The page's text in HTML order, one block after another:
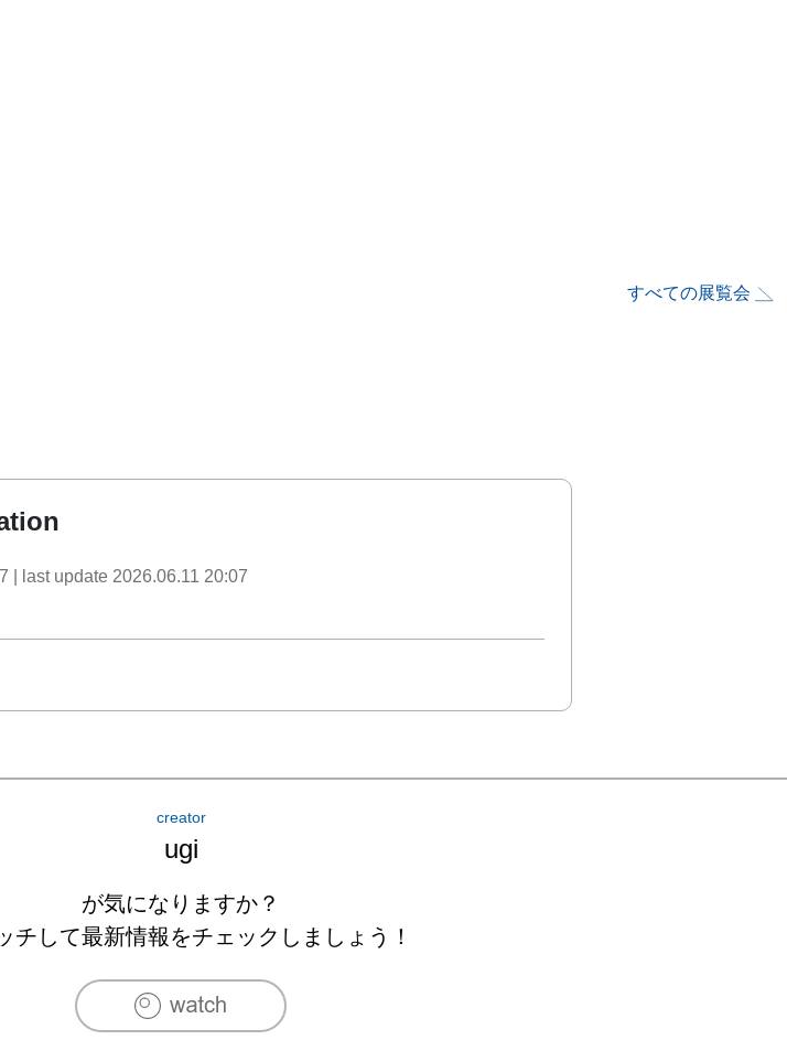
すべての展覧会
| last update 2026.06.11 20:07
creator
ugi
が気になりますか？
チして最新情報をチェックしましょう！